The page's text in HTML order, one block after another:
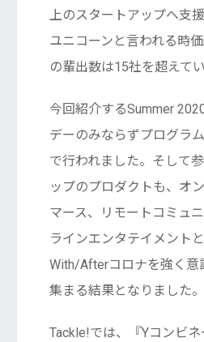
上のスタートアップへ支援
ユニコーンと言われる時
の輩出数は15社を超えてい
今回紹介するSummer
デーのみならずプログラ
で行われました。そして
ップのプロダクトも、オ
マース、リモートコミュ
ラインエンタテイメントと
With/Afterコロナを強く意
集まる結果となりました。
Tackle!では、『Yコンビ